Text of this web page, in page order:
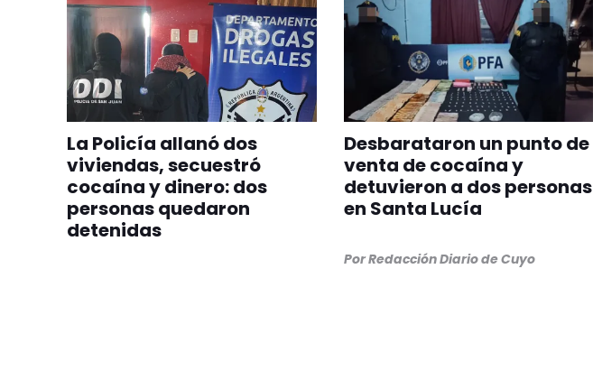
La Policía allanó dos
viviendas, secuestró
cocaína y dinero: dos
personas quedaron
detenidas
Desbarataron un punto de
venta de cocaína y
detuvieron a dos personas
en Santa Lucía
PorRedacción Diario de Cuyo